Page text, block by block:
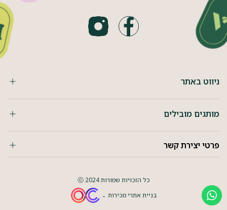
ניווט באתר
מותגים מובילים
פרטי יצירת קשר
בניית אתרי מכירות
כל הזכויות שמורות 2024 ⓒ